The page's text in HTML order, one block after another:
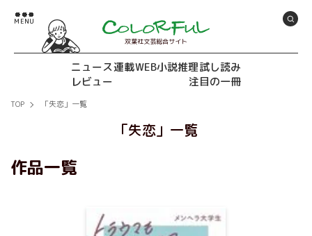
双葉社文芸総合サイト
ニュース連載WEB小説推理試し読み
レビュー
注目の一冊
TOP 「失恋」一覧
「失恋」一覧
作品一覧